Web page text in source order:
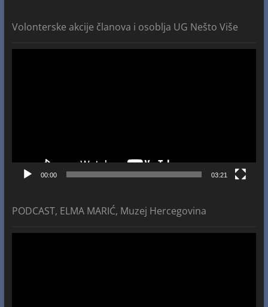
Volonterske akcije članova i osoblja UG Nešto Više
00:00 03:21
PODCAST, ELMA MARIĆ, Muzej Hercegovina